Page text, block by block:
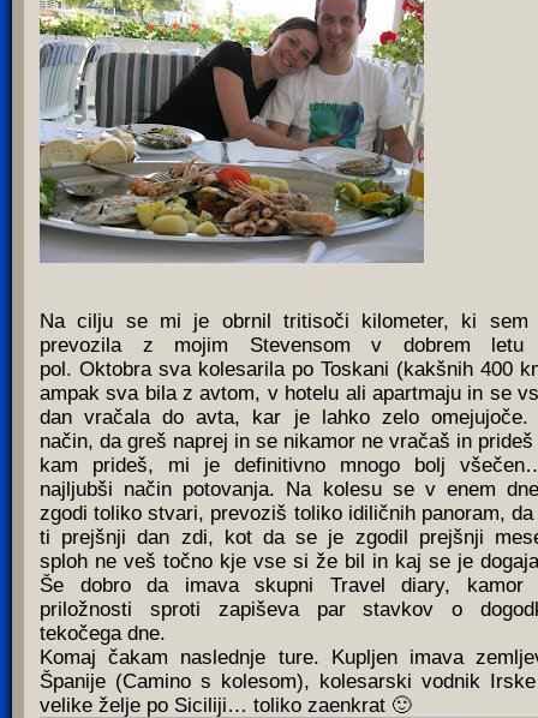
Na cilju se mi je obrnil tritisoči kilometer, ki sem
prevozila z mojim Stevensom v dobrem letu
pol. Oktobra sva kolesarila po Toskani (kakšnih 400
ampak sva bila z avtom, v hotelu ali apartmaju in se
dan vračala do avta, kar je lahko zelo omejujoče.
način, da greš naprej in se nikamor ne vračaš in prideš
kam prideš, mi je definitivno mnogo bolj
najljubši način potovanja. Na kolesu se v enem
zgodi toliko stvari, prevoziš toliko idiličnih panoram, da
ti prejšnji dan zdi, kot da se je zgodil prejšnji
sploh ne veš točno kje vse si že bil in kaj se je
Še dobro da imava skupni Travel diary, kamor
priložnosti sproti zapiševa par stavkov o
tekočega dne.
Komaj čakam naslednje ture. Kupljen imava
Španije (Camino s kolesom), kolesarski vodnik
velike želje po Siciliji… toliko zaenkrat 🙂